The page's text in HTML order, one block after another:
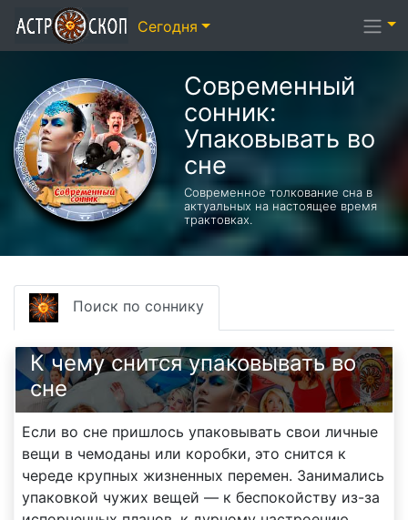
Современный
сонник:
Упаковывать во
сне
Современное толкование сна в
актуальных на настоящее время
трактовках.
Поиск по соннику
К чему снится упаковывать во
сне
Если во сне пришлось упаковывать свои личные
вещи в чемоданы или коробки, это снится к
череде крупных жизненных перемен. Занимались
упаковкой чужих вещей — к беспокойству из-за
Сегодня